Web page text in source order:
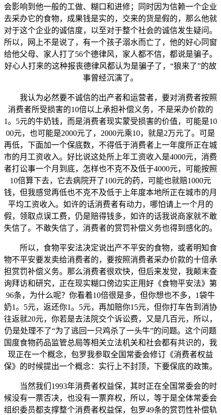
会影响到他一般的工做、糊口和进修；同时因为信赖一个企业
去采办它的食物，成果钱是实的，交来的货是假的，那么他就
对于这个企业的诚信度，以至对于整个社会的诚信发生疑问。
所以，网上不是说了，有一个孩子溺水而亡了，他的好心同窗
给他父母、家人打了56个德律风，家人都不信，都说是骗子。
好心人打来的这种报丧德律风都认为是骗子了，“狼来了”的故
事曾经沉演了。
我认为必然要不诚信的出产者和运营者，要对消费者按照
消费者所受损害的10倍以上承担补偿义务，不是采办价款的
1。5元的牛奶钱，而是消费者现实蒙受损害的价值，可能是10
00元，也可能是2000元了，2000元乘10，就是2万元了。可是
再低，下面加一个保底数，不得低于消费者上一年度所正在城
市的月工资收入。好比说这处所上年工资收入是4000元，消费
者打讼事一个月到底，怎样也不克不及低于4000元，可能按照
10倍算下去，它去病院开了100元的药，可能也就赔1000元
钱，但我感觉再低也不克不及低于上年度本地所正在城市的月
平均工资收入。如许的话消费者有动力，哪怕请上一个月的
假，领取点误工费，仍是赔得钱多，如许的话我说商家就不敢
失信了。不敢失信了，消费者的赏罚补偿义务也得到感化的。
所以，食物平安法决定说出产不平安的食物，或者明知食
物不平安要发卖给消费者的，要按照消费者采办价款的十倍承
担赏罚补偿义务。那么消费者很欢快，但后来发觉，我颠末查
询拜访和研究，正在现实糊口傍边实正用好《食物平安法》第
96条，为什么呢？你看着10倍很是多，但你想也不多，1袋牛
奶1。5元，返还你1。5元，再加赔你15元，但你打车告到消协
往返就20元，你若是去法院交个诉讼费，又是几百元，所以，
仍是处理不了“为了逃回一只鸡杀了一头牛”的问题。这个问题
国度食物药品监管总局等相关立法机关和社会都有共识的，我
现正在一个概念，包罗我参取全国常委会修订《消费者权益
保》的时候提出一个概念：实行上不封顶，下要保底的政策。
当然我们1993年消费者权益保，其时正在全国常委会的时
候没有一票否决，也没有一票弃权，所以，等于是全体常委会
组织委员都支撑整个消费者权益保，包罗49条的赏罚性补偿轨